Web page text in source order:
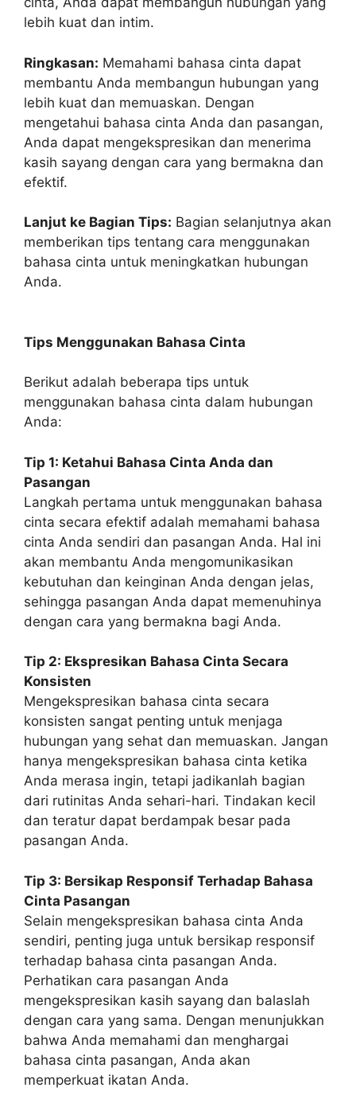
lebih kuat dan intim.
Ringkasan: Memahami bahasa cinta dapat
membantu Anda membangun hubungan yang
lebih kuat dan memuaskan. Dengan
mengetahui bahasa cinta Anda dan pasangan,
Anda dapat mengekspresikan dan menerima
kasih sayang dengan cara yang bermakna dan
efektif.
Lanjut ke Bagian Tips: Bagian selanjutnya akan
memberikan tips tentang cara menggunakan
bahasa cinta untuk meningkatkan hubungan
Anda.
Tips Menggunakan Bahasa Cinta
Berikut adalah beberapa tips untuk
menggunakan bahasa cinta dalam hubungan
Anda:
Tip 1: Ketahui Bahasa Cinta Anda dan
Pasangan
Langkah pertama untuk menggunakan bahasa
cinta secara efektif adalah memahami bahasa
cinta Anda sendiri dan pasangan Anda. Hal ini
akan membantu Anda mengomunikasikan
kebutuhan dan keinginan Anda dengan jelas,
sehingga pasangan Anda dapat memenuhinya
dengan cara yang bermakna bagi Anda.
Tip 2: Ekspresikan Bahasa Cinta Secara
Konsisten
Mengekspresikan bahasa cinta secara
konsisten sangat penting untuk menjaga
hubungan yang sehat dan memuaskan. Jangan
hanya mengekspresikan bahasa cinta ketika
Anda merasa ingin, tetapi jadikanlah bagian
dari rutinitas Anda sehari-hari. Tindakan kecil
dan teratur dapat berdampak besar pada
pasangan Anda.
Tip 3: Bersikap Responsif Terhadap Bahasa
Cinta Pasangan
Selain mengekspresikan bahasa cinta Anda
sendiri, penting juga untuk bersikap responsif
terhadap bahasa cinta pasangan Anda.
Perhatikan cara pasangan Anda
mengekspresikan kasih sayang dan balaslah
dengan cara yang sama. Dengan menunjukkan
bahwa Anda memahami dan menghargai
bahasa cinta pasangan, Anda akan
memperkuat ikatan Anda.